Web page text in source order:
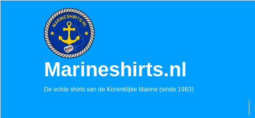
Marineshirts.nl
De echte shirts van de Koninklijke Marine (sinds 1983)